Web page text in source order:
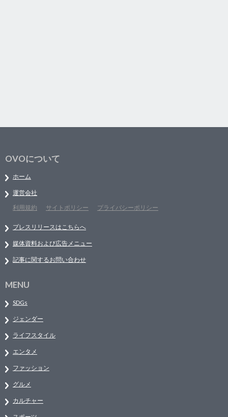
OVOについて
ホーム
運営会社
利用規約
サイトポリシー プライバシーポリシー
プレスリリースはこちらへ
媒体資料および広告メニュー
記事に関するお問い合わせ
MENU
SDGs
ジェンダー
ライフスタイル
エンタメ
ファッション
グルメ
カルチャー